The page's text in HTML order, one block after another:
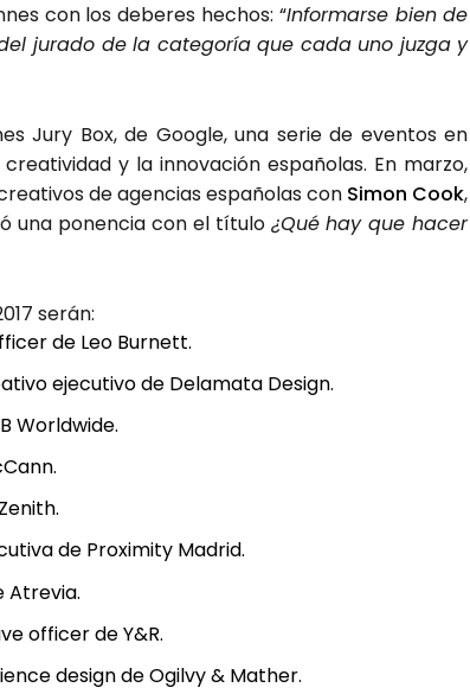
con los debe­res hechos: “Infor­mar­se bien de
jura­do de la cate­go­ría que cada uno juz­ga y
Jury Box, de Goo­gle, una serie de even­tos en
y la inno­va­ción espa­ño­las. En mar­zo,
de agen­cias espa­ño­las con Simon Cook,
una ponen­cia con el títu­lo ¿Qué hay que hacer
serán:
de Leo Bur­nett.
eje­cu­ti­vo de Dela­ma­ta Design.
World­wi­de.
de Pro­xi­mity Madrid.
Atre­via.
offi­cer de Y&R.
design de Ogilvy & Mather.